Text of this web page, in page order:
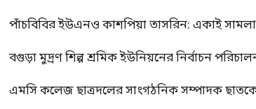
পাঁচবিবির ইউএনও কাশপিয়া তাসরিন: একাই
বগুড়া মুদ্রণ শিল্প শ্রমিক ইউনিয়নের নির্বাচন
এমসি কলেজ ছাত্রদলের সাংগঠনিক সম্পাদক